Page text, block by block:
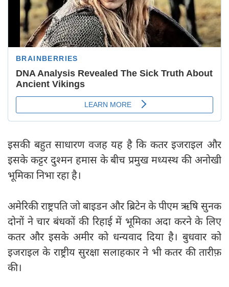
इसकी बहुत साधारण वजह यह है कि कतर इजराइल और
इसके कट्टर दुश्मन हमास के बीच प्रमुख मध्यस्थ की अनोखी
भूमिका निभा रहा है।
अमेरिकी राष्ट्रपति जो बाइडन और ब्रिटेन के पीएम ऋषि सुनक
दोनों ने चार बंधकों की रिहाई में भूमिका अदा करने के लिए
कतर और इसके अमीर को धन्यवाद दिया है। बुधवार को
इजराइल के राष्ट्रीय सुरक्षा सलाहकार ने भी कतर की तारीफ़
की।